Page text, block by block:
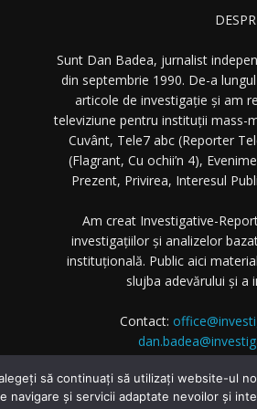
Sunt Dan Badea, jurnalist
din septembrie 1990. De-a
articole de investigație și am
televiziune pentru instituții mass-
Cuvânt, Tele7 abc (Reporter
(Flagrant, Cu ochii’n 4),
Prezent, Privirea, Interesul
Am creat Investigative-
investigațiilor și analizelor
instituțională. Public aici
slujba adevărului și a
Contact:
© 2025 Investigative-Report.ro.
să continuați să utilizați website-ul
navigare și servicii adaptate nevoilor și